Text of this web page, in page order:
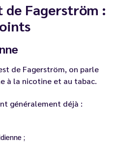
Fagerström :
de Fagerström, on parle
à la nicotine et au tabac.
généralement déjà :
;